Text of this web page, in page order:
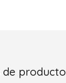
de producto